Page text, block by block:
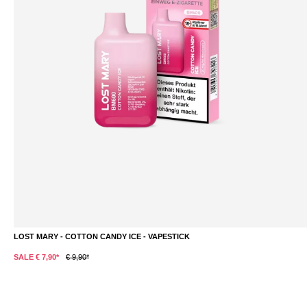
LOST MARY - COTTON CANDY ICE - VAPESTICK
SALE € 7,90* € 9,90*